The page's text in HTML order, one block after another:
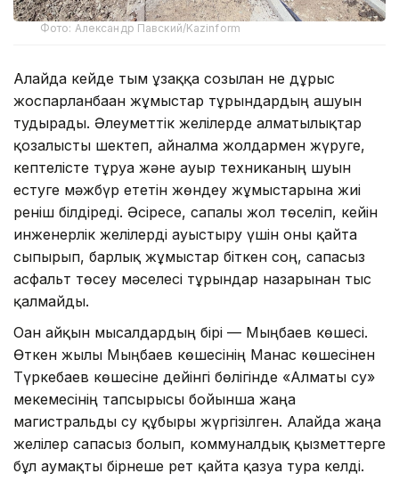
Фото: Александр Павский/Kazinform
Алайда кейде тым ұзаққа созылған не дұрыс
жоспарланбаған жұмыстарғ тұрғындардың ашуын
тудырады. Әлеуметтік желілерде алматылықтар
қозғалысты шектеп, айналма жолдармен жүруге,
кептелісте тұруға және ауыр техниканың шуын
естуге мәжбүр ететін жөндеу жұмыстарына жиі
реніш білдіреді. Әсіресе, сапалы жол төселіп, кейін
инженерлік желілерді ауыстыру үшін оны қайта
сыпырып, барлық жұмыстар біткен соң, сапасыз
асфальт төсеу мәселесі тұрғындар назарынан тыс
қалмайды.
Оған айқын мысалдардың бірі — Мыңбаев көшесі.
Өткен жылы Мыңбаев көшесінің Манас көшесінен
Түркебаев көшесіне дейінгі бөлігінде «Алматы су»
мекемесінің тапсырысы бойынша жаңа
магистральды су құбыры жүргізілген. Алайда жаңа
желілер сапасыз болып, коммуналдық қызметтерге
бұл аумақты бірнеше рет қайта қазуға тура келді.